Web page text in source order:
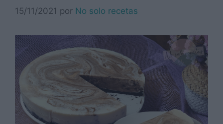
15/11/2021 por No solo recetas